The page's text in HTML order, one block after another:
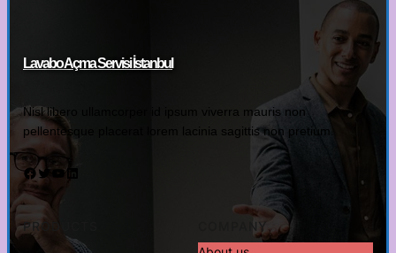
Lavabo Açma Servisi İstanbul
Nisl libero ullamcorper id ipsum viverra mauris non
pellentesque placerat lorem lacinia sagittis non pretium.
Facebook Twitter YouTube LinkedIn
PRODUCTS
COMPANY